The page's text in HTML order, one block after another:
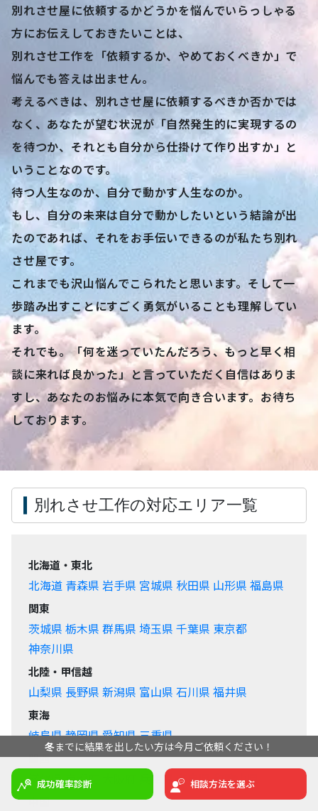
づきました。
恋愛相談への具体的なアドバイスという面において、
私たちは日本一の集団だと自負しています。恋愛の経
験値がアドバイスに必要だとするなら、私たちの持つ
恋愛経験は人ひとりのそれとは大きく異なります。
別れさせ屋に依頼するかどうかを悩んでいらっしゃる
方にお伝えしておきたいことは、
別れさせ工作を「依頼するか、やめておくべきか」で
悩んでも答えは出ません。
考えるべきは、別れさせ屋に依頼するべきか否かでは
なく、あなたが望む状況が「自然発生的に実現するの
を待つか、それとも自分から仕掛けて作り出すか」と
いうことなのです。
待つ人生なのか、自分で動かす人生なのか。
もし、自分の未来は自分で動かしたいという結論が出
たのであれば、それをお手伝いできるのが私たち別れ
させ屋です。
これまでも沢山悩んでこられたと思います。そして一
歩踏み出すことにすごく勇気がいることも理解してい
ます。
それでも。「何を迷っていたんだろう、もっと早く相
談に来れば良かった」と言っていただく自信はありま
すし、あなたのお悩みに本気で向き合います。お待ち
別れさせ工作の対応エリア一覧
北海道・東北
北海道 青森県 岩手県 宮城県 秋田県 山形県
関東
茨城県栃木県 群馬県埼玉県千葉県 東京都
神奈川県
北陸・甲信越
冬までに結果を出したい方は今月ご依頼ください！
成功確率診断 相談方法を選ぶ